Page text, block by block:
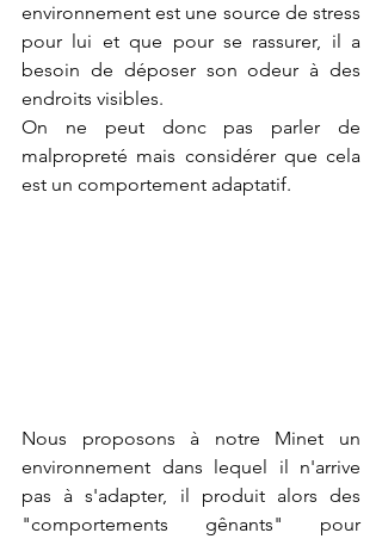
environnement est une source de stress
pour lui et que pour se rassurer, il a
besoin de déposer son odeur à des
endroits visibles.
On ne peut donc pas parler de
malpropreté mais considérer que cela
est un comportement adaptatif.
Nous proposons à notre Minet un
environnement dans lequel il n'arrive
pas à s'adapter, il produit alors des
"comportements gênants" pour